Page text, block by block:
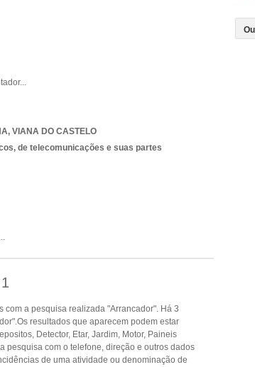
...
, VIANA DO CASTELO
de telecomunicações e suas partes
...
1
com a pesquisa realizada "Arrancador". Há 3
resultados que aparecem podem estar
Detector, Etar, Jardim, Motor, Paineis
pesquisa com o telefone, direção e outros dados
de uma atividade ou denominação de